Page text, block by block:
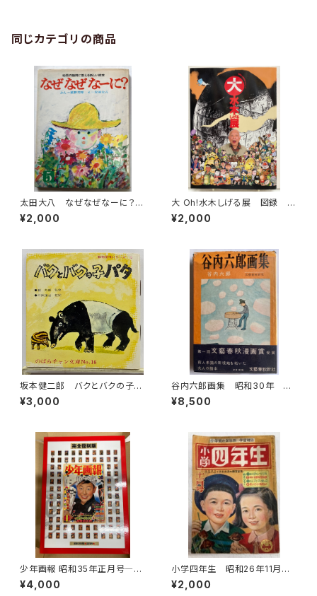
同じカテゴリの商品
太田大八 なぜなぜなーに？
星野芳郎 幼児の疑問に答える
新しい絵本 1972年 実業之
¥2,000
大 Oh!水木しげる展 図録 2
004年 朝日新聞社
¥2,000
坂本健二郎 バクとバクの子パ
タ 由良たまき のばらチャン
文庫16 文庫通信あり 1960
¥3,000
谷内六郎画集 昭和30年 文
藝春秋新社
¥8,500
少年画報 昭和35年正月号―ス
ペシャルBOX 平成22年
函 少年画報社
¥4,000
小学四年生 昭和26年11月
号 小学館
¥2,000